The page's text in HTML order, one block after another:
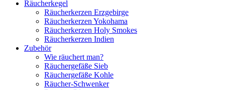
Räucherkegel
Räucherkerzen Erzgebirge
Räucherkerzen Yokohama
Räucherkerzen Holy Smokes
Räucherkerzen Indien
Zubehör
Wie räuchert man?
Räuchergefäße Sieb
Räuchergefäße Kohle
Räucher-Schwenker